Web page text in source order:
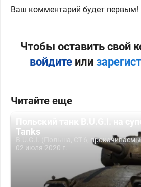
Ваш комментарий будет первым!
Чтобы оставить свой
войдитеили
Читайте еще
Польский танк B.U.G.I. на
Tanks
B.U.G.I. (Польша, СТ-6,
02 июля 2020 г.